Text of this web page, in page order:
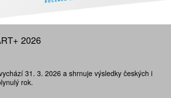
2026
31. 3. 2026 a shrnuje výsledky českých i
rok.